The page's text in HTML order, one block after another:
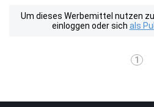
Um dieses Werbemittel nutzen
einloggen oder sich als
1